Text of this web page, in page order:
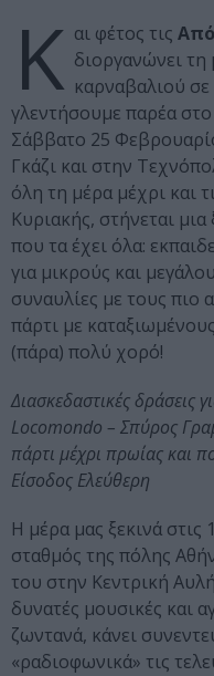
Κ αι φέτος τις
διοργανώνει τη
καρναβαλιού
γλεντήσουμε παρέα στο
Σάββατο 25
Γκάζι και στην
όλη τη μέρα μέχρι και
Κυριακής, στήνεται
που τα έχει όλα:
για μικρούς και
συναυλίες με τους πιο
πάρτι με
(πάρα) πολύ χορό!
Διασκεδαστικές δράσεις
Locomondo – Σπύρος
πάρτι μέχρι πρωίας και
Είσοδος Ελεύθερη
Η μέρα μας ξεκινά
σταθμός της πόλης
του στην Κεντρική
δυνατές μουσικές και
ζωντανά, κάνει
«ραδιοφωνικά» τις